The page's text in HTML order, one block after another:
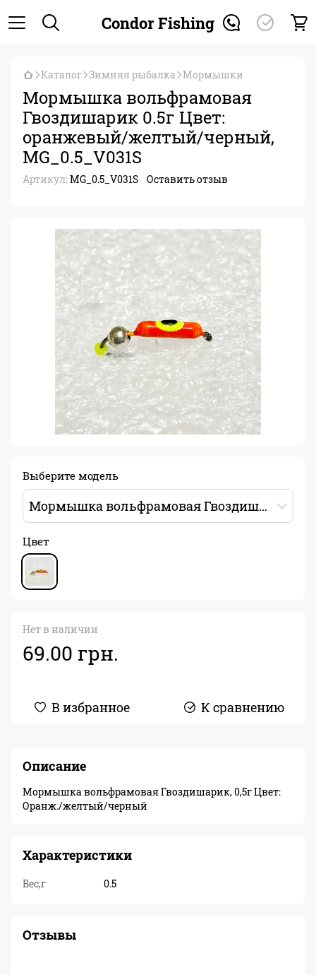
Condor Fishing
Каталог Зимняя рыбалка Мормышки
Мормышка вольфрамовая
Гвоздишарик 0.5г Цвет:
оранжевый/желтый/черный,
MG_0.5_V031S
Артикул:MG_0.5_V031S Оставить отзыв
Выберите модель
Мормышка вольфрамовая Гвоздишарик 0.5г Цвет: оранжевый/желтый/черный
Цвет
Нет в наличии
69.00 грн.
В избранное К сравнению
Описание
Мормышка вольфрамовая Гвоздишарик, 0,5г Цвет:
Оранж./желтый/черный
Характеристики
Вес,г 0.5
Отзывы